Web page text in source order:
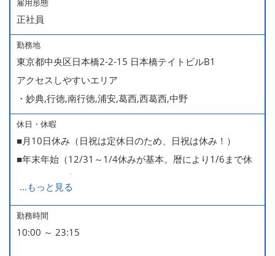
雇用形態
正社員
勤務地
東京都中央区日本橋2-2-15 日本橋テイトビルB1
アクセスしやすいエリア
・妙典,行徳,南行徳,浦安,葛西,西葛西,中野
休日・休暇
■月10日休み（日祝は定休日のため、日祝は休み！）
■年末年始（12/31～1/4休みが基本。暦により1/6まで休
みなどもございます）
■GW・お盆（暦通り）
■有給休暇
■慶弔休暇
...もっと見る
勤務時間
10:00 ～ 23:15